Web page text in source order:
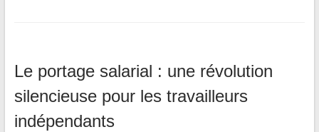
Le portage salarial : une révolution
silencieuse pour les travailleurs
indépendants